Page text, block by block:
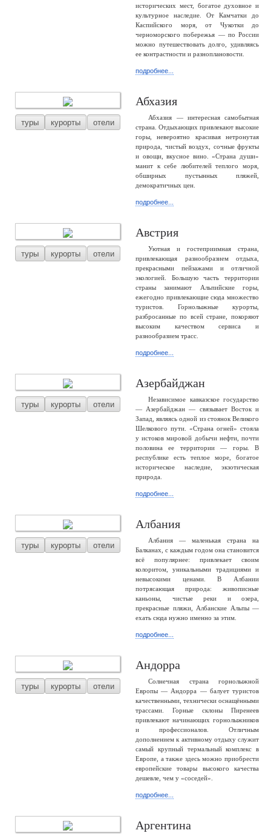
исторических мест, богатое духовное и
культурное наследие. От Камчатки до
Каспийского моря, от Чукотки до
черноморского побережья — по России
можно путешествовать долго, удивляясь
ее контрастности и разноплановости.
подробнее...
туры курорты отели
Абхазия
Абхазия — интересная самобытная
страна. Отдыхающих привлекают высокие
горы, невероятно красивая нетронутая
природа, чистый воздух, сочные фрукты
и овощи, вкусное вино. «Страна души»
манит к себе любителей теплого моря,
обширных пустынных пляжей,
демократичных цен.
подробнее...
туры курорты отели
Австрия
Уютная и гостеприимная страна,
привлекающая разнообразием отдыха,
прекрасными пейзажами и отличной
экологией. Большую часть территории
страны занимают Альпийские горы,
ежегодно привлекающие сюда множество
туристов. Горнолыжные курорты,
разбросанные по всей стране, покоряют
высоким качеством сервиса и
разнообразием трасс.
подробнее...
туры курорты отели
Азербайджан
Независимое кавказское государство
— Азербайджан — связывает Восток и
Запад, являясь одной из стоянок Великого
Шелкового пути. «Страна огней» стояла
у истоков мировой добычи нефти, почти
половина ее территории — горы. В
республике есть теплое море, богатое
историческое наследие, экзотическая
природа.
подробнее...
туры курорты отели
Албания
Албания — маленькая страна на
Балканах, с каждым годом она становится
всё популярнее: привлекает своим
колоритом, уникальными традициями и
невысокими ценами. В Албании
потрясающая природа: живописные
каньоны, чистые реки и озера,
прекрасные пляжи, Албанские Альпы —
ехать сюда нужно именно за этим.
подробнее...
туры курорты отели
Андорра
Солнечная страна горнолыжной
Европы — Андорра — балует туристов
качественными, технически оснащёнными
трассами. Горные склоны Пиренеев
привлекают начинающих горнолыжников
и профессионалов. Отличным
дополнением к активному отдыху служит
самый крупный термальный комплекс в
Европе, а также здесь можно приобрести
европейские товары высокого качества
дешевле, чем у «соседей».
подробнее...
Аргентина